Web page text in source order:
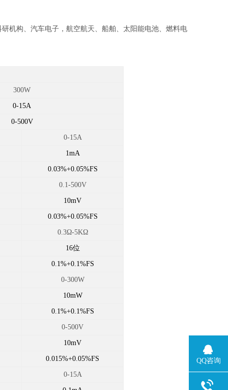
机构、汽车电子，航空航天、船舶、太阳能电池、燃料电
300W
0-15A
0-500V
0-15A
1mA
0.03%+0.05%FS
0.1-500V
10mV
0.03%+0.05%FS
0.3Ω-5KΩ
16位
0.1%+0.1%FS
0-300W
10mW
0.1%+0.1%FS
0-500V
10mV
0.015%+0.05%FS
0-15A
QQ咨询